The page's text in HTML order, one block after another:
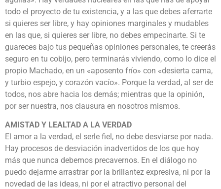
todo el proyecto de tu existencia, y a las que debes aferrarte
si quieres ser libre, y hay opiniones marginales y mudables
en las que, si quieres ser libre, no debes empecinarte. Si te
guareces bajo tus pequeñas opiniones personales, te creerás
seguro en tu cobijo, pero terminarás viviendo, como lo dice el
propio Machado, en un «aposento frío» con «desierta cama,
y turbio espejo, y corazón vacío». Porque la verdad, al ser de
todos, nos abre hacia los demás; mientras que la opinión,
por ser nuestra, nos clausura en nosotros mismos.
AMISTAD Y LEALTAD A LA VERDAD
El amor a la verdad, el serle fiel, no debe desviarse por nada.
Hay procesos de desviación inadvertidos de los que hoy
más que nunca debemos precavernos. En el diálogo no
puedo dejarme arrastrar por la brillantez expresiva, ni por la
novedad de las ideas, ni por el atractivo personal del